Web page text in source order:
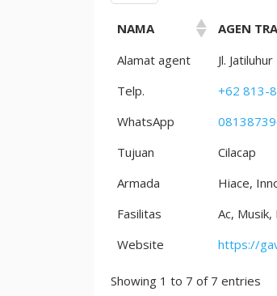
NAMA
AGEN
Alamat agent
Jl.
Telp.
+62 813-
WhatsApp
Tujuan
Cilacap
Armada
Hiace,
Fasilitas
Ac, Musik,
Website
https://
Showing 1 to 7 of 7 entries